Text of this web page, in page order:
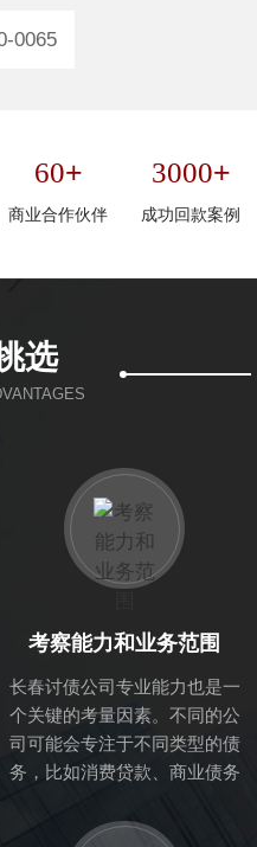
0065
60+
商业合作伙伴
3000+
成功回款案例
选
考察能力和业务范围
长春讨债公司专业能力也是一
个关键的考量因素。不同的公
司可能会专注于不同类型的债
务，比如消费贷款、商业债务
范围与专业能力，可以帮助你